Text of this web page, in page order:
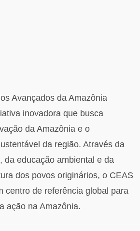
Avançados da Amazônia
inovadora que busca
da Amazônia e o
da região. Através da
da educação ambiental e da
dos povos originários, o CEAS
centro de referência global para
ação na Amazônia.